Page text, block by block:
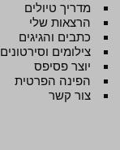
מדריך טיולים
הרצאות שלי
כתבים והגיגים
צילומים וסירטונים
יוצר פסיפס
הפינה הפרטית
צור קשר